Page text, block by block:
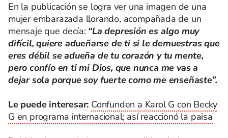
En la publicación se logra ver una imagen de una
mujer embarazada llorando, acompañada de un
mensaje que decía: “La depresión es algo muy
difícil, quiere adueñarse de ti si le demuestras que
eres débil se adueña de tu corazón y tu mente,
pero confío en ti mi Dios, que nunca me vas a
dejar sola porque soy fuerte como me enseñaste”.
Le puede interesar: Confunden a Karol G con Becky
G en programa internacional; así reaccionó la paisa